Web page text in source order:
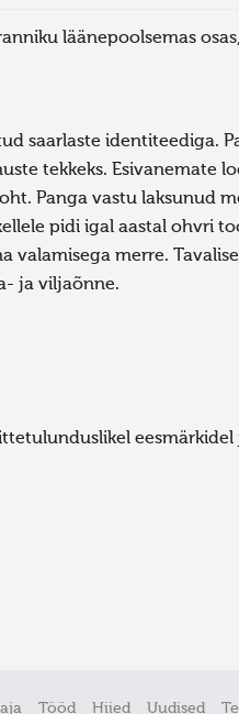
läänepoolsemas
saarlaste identiteediga.
tekkeks. Esivanemate
Panga vastu laksunud
pidi igal aastal ohvri
merre.
ja viljaõnne.
Tööd Hiied Uudised